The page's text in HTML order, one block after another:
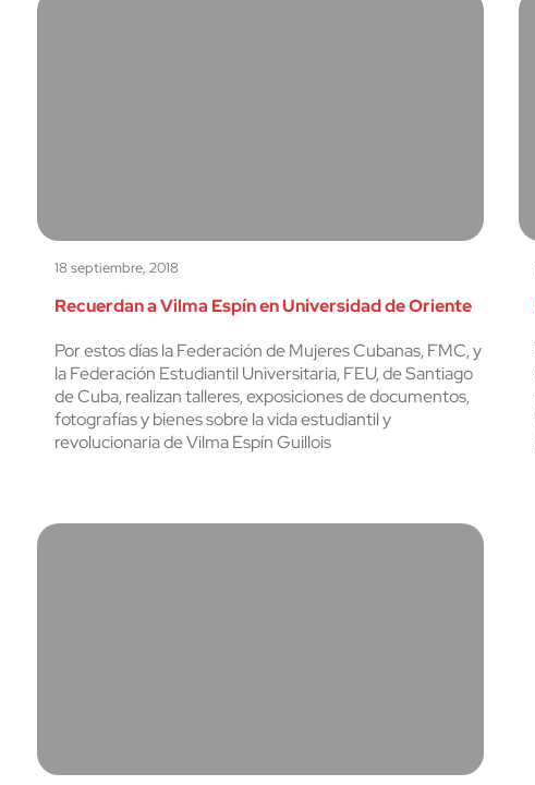
18 septiembre, 2018
Recuerdan a Vilma Espín en Universidad de Oriente
Por estos días la Federación de Mujeres Cubanas, FMC, y
la Federación Estudiantil Universitaria, FEU, de Santiago
de Cuba, realizan talleres, exposiciones de documentos,
fotografías y bienes sobre la vida estudiantil y
revolucionaria de Vilma Espín Guillois